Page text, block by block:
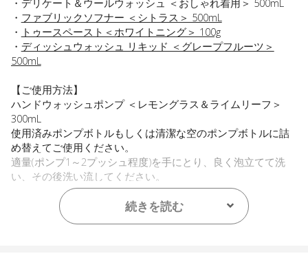
・ ファブリックソフナー ＜シトラス＞ 500mL
・ トゥースペースト＜ホワイトニング＞ 100g
・ ディッシュウォッシュ リキッド ＜グレープフルーツ＞
500mL
【ご使用方法】
ハンドウォッシュポンプ ＜レモングラス＆ライムリーフ＞
300mL
使用済みポンプボトルもしくは清潔な空のポンプボトルに詰
め替えてご使用ください。
適量(ポンプ1～2プッシュ程度)を手にとり、良く泡立てて洗
い、その後洗い流してください。
＜デリケート＆ウールウォッシュ＞
洗濯量、汚れに応じて使用量を調整してください。ドラム式
続きを読む